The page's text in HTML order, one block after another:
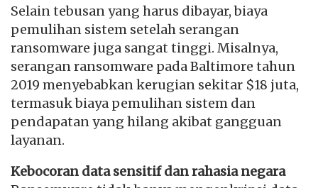
Selain tebusan yang harus dibayar, biaya
pemulihan sistem setelah serangan
ransomware juga sangat tinggi. Misalnya,
serangan ransomware pada Baltimore tahun
2019 menyebabkan kerugian sekitar $18 juta,
termasuk biaya pemulihan sistem dan
pendapatan yang hilang akibat gangguan
layanan.
Kebocoran data sensitif dan rahasia negara